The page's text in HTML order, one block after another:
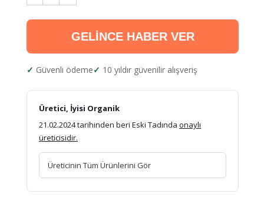
GELİNCE HABER VER
Güvenli ödeme 10 yıldır güvenilir alışveriş
Üretici, İyisi Organik
21.02.2024 tarihinden beri Eski Tadında onaylı
üreticisidir.
Üreticinin Tüm Ürünlerini Gör